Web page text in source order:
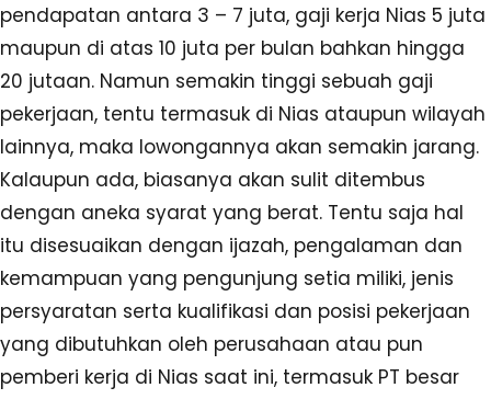
pendapatan antara 3 – 7 juta, gaji kerja Nias 5 juta
maupun di atas 10 juta per bulan bahkan hingga
20 jutaan. Namun semakin tinggi sebuah gaji
pekerjaan, tentu termasuk di Nias ataupun wilayah
lainnya, maka lowongannya akan semakin jarang.
Kalaupun ada, biasanya akan sulit ditembus
dengan aneka syarat yang berat. Tentu saja hal
itu disesuaikan dengan ijazah, pengalaman dan
kemampuan yang pengunjung setia miliki, jenis
persyaratan serta kualifikasi dan posisi pekerjaan
yang dibutuhkan oleh perusahaan atau pun
pemberi kerja di Nias saat ini, termasuk PT besar